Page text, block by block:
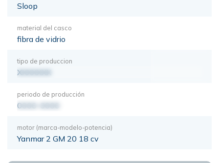
Sloop
material del casco
fibra de vidrio
tipo de produccion
XXXXXXX
periodo de producción
0000-0000
motor (marca-modelo-potencia)
Yanmar 2 GM 20 18 cv